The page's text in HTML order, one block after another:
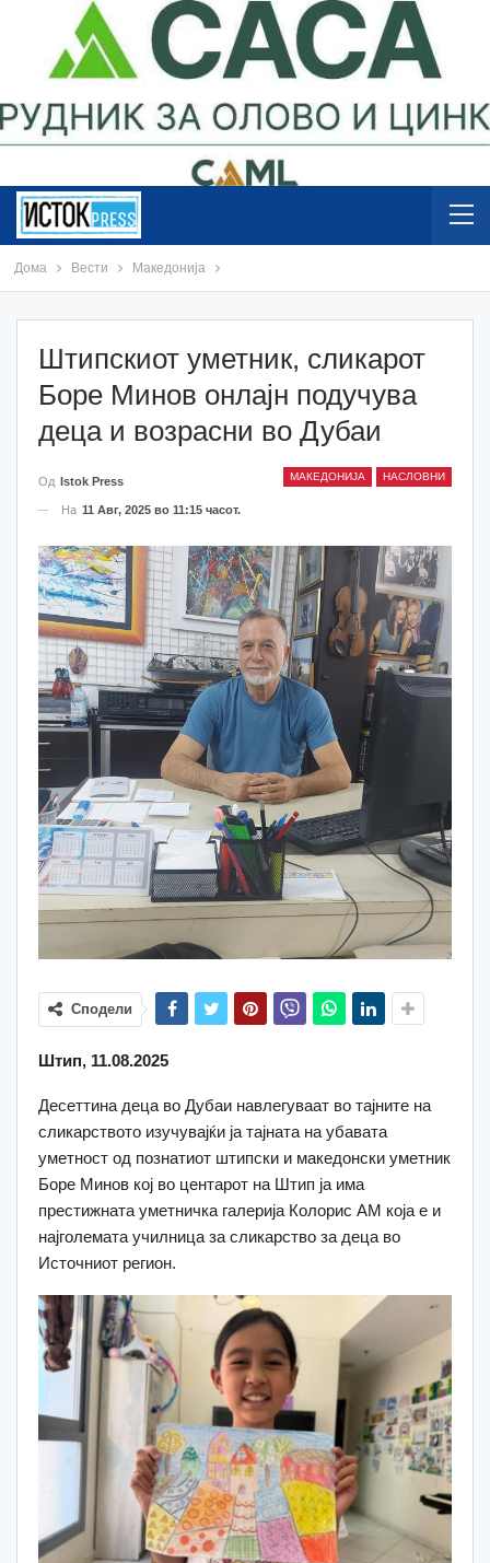
Дома Вести Македонија
Штипскиот уметник, сликарот
Боре Минов онлајн подучува
деца и возрасни во Дубаи
МАКЕДОНИЈА НАСЛОВНИ
Од Istok Press
На 11 Авг, 2025 во 11:15 часот.
Сподели
Штип, 11.08.2025
Десеттина деца во Дубаи навлегуваат во тајните на
сликарството изучувајќи ја тајната на убавата
уметност од познатиот штипски и македонски уметник
Боре Минов кој во центарот на Штип ја има
престижната уметничка галерија Колорис АМ која е и
најголемата училница за сликарство за деца во
Источниот регион.